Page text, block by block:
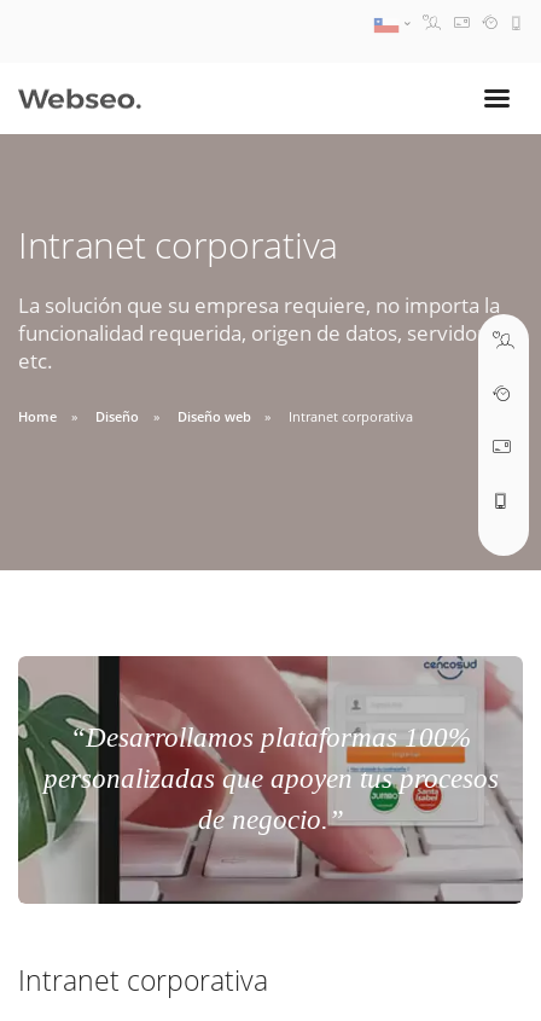
Intranet corporativa
La solución que su empresa requiere, no importa la
funcionalidad requerida, origen de datos, servidores,
etc.
Home Diseño Diseño web Intranet corporativa
“Desarrollamos plataformas 100%
personalizadas que apoyen tus procesos
de negocio.”
Intranet corporativa
09:30 AM A 18:30 PM
soporte@webseo.cl
ABRIR TICKET